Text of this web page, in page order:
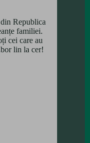
Republica
familiei.
cei care au
lin la cer!